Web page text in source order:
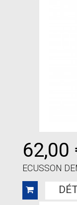
62,00
ECUSSON